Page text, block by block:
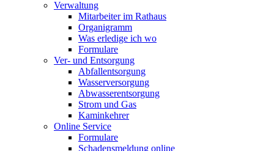
Verwaltung
Mitarbeiter im Rathaus
Organigramm
Was erledige ich wo
Formulare
Ver- und Entsorgung
Abfallentsorgung
Wasserversorgung
Abwasserentsorgung
Strom und Gas
Kaminkehrer
Online Service
Formulare
Schadensmeldung online